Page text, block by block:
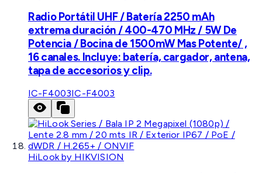
Radio Portátil UHF / Batería 2250 mAh
extrema duración / 400-470 MHz / 5W De
Potencia / Bocina de 1500mW Mas Potente/ ,
16 canales. Incluye: batería, cargador, antena,
tapa de accesorios y clip.
IC-F4003IC-F4003
HiLook by HIKVISION